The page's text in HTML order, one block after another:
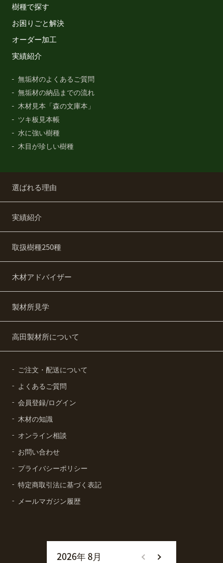
樹種で探す
お困りごと解決
オーダー加工
実績紹介
無垢材のよくあるご質問
無垢材の納品までの流れ
木材見本「森の文庫本」
ツキ板見本帳
水に強い樹種
木目が珍しい樹種
選ばれる理由
実績紹介
取扱樹種250種
木材アドバイザー
製材所見学
高田製材所について
ご注文・配送について
よくあるご質問
会員登録/ログイン
木材の知識
オンライン相談
お問い合わせ
プライバシーポリシー
特定商取引法に基づく表記
メールマガジン履歴
2026年 8月